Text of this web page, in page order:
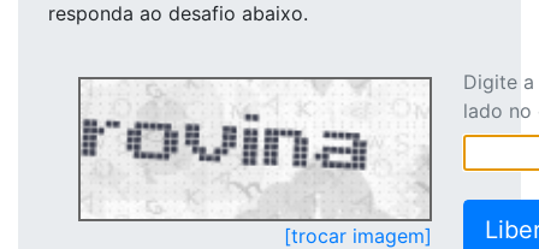
responda ao desafio abaixo.
[trocar imagem]
Digite
lado no